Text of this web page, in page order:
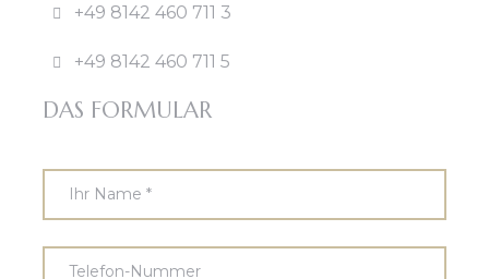
+49 8142 460 711 3
+49 8142 460 711 5
DAS FORMULAR